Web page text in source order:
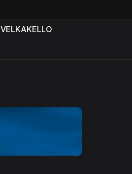
VELKAKELLO